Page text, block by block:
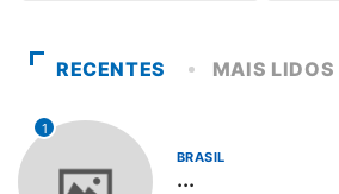
RECENTES MAIS LIDOS
1
BRASIL
...